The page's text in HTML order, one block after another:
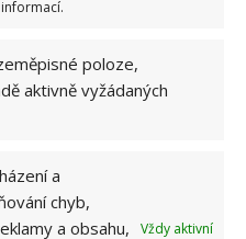
poloze,
aktivně vyžádaných
a
chyb,
a obsahu,
Vždy aktivní